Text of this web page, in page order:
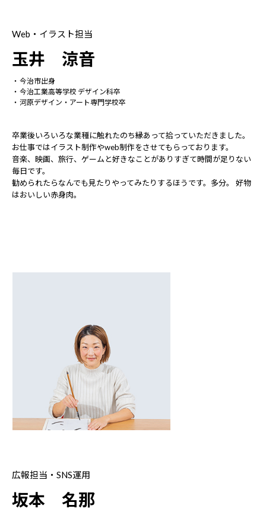
Web・イラスト担当
玉井 涼音
今治市出身
今治工業高等学校 デザイン科卒
河原デザイン・アート専門学校卒
卒業後いろいろな業種に触れたのち縁あって拾っていただきました。
お仕事ではイラスト制作やweb制作をさせてもらっております。
音楽、映画、旅行、ゲームと好きなことがありすぎて時間が足りない
毎日です。
勧められたらなんでも見たりやってみたりするほうです。多分。 好物
はおいしい赤身肉。
広報担当・SNS運用
坂本 名那